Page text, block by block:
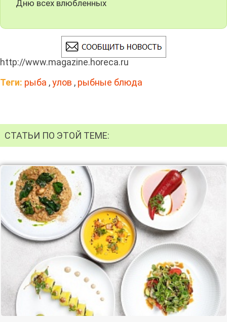
Дню всех влюбленных
http://www.magazine.horeca.ru
Теги: рыба ,улов , рыбные блюда
СТАТЬИ ПО ЭТОЙ ТЕМЕ: